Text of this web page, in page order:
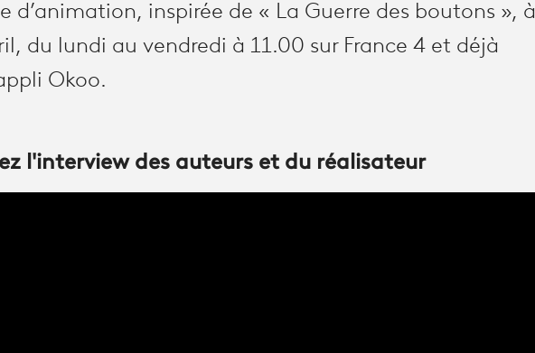
d’animation, inspirée de « La Guerre des boutons », à
du lundi au vendredi à 11.00 sur France 4 et déjà
Okoo.
l'interview des auteurs et du réalisateur